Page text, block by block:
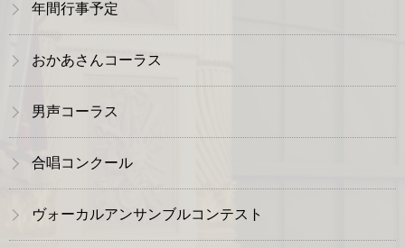
年間行事予定
おかあさんコーラス
男声コーラス
合唱コンクール
ヴォーカルアンサンブルコンテスト